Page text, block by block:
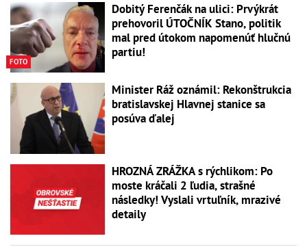
FOTO
Dobitý Ferenčák na ulici: Prvýkrát
prehovoril ÚTOČNÍK Stano, politik
mal pred útokom napomenúť hlučnú
partiu!
Minister Ráž oznámil: Rekonštrukcia
bratislavskej Hlavnej stanice sa
posúva ďalej
HROZNÁ ZRÁŽKA s rýchlikom: Po
moste kráčali 2 ľudia, strašné
následky! Vyslali vrtuľník, mrazivé
detaily